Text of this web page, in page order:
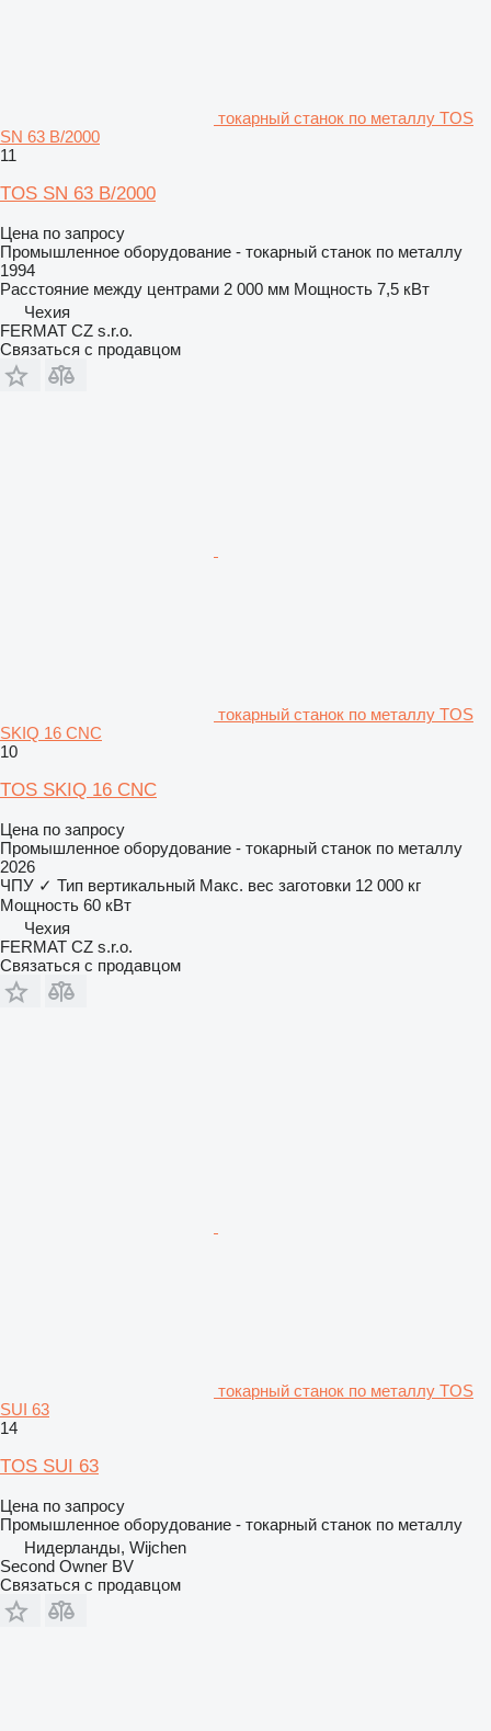
токарный станок по металлу TOS
SN 63 B/2000
11
TOS SN 63 B/2000
Цена по запросу
Промышленное оборудование - токарный станок по металлу
1994
Расстояние между центрами 2 000 мм Мощность 7,5 кВт
Чехия
FERMAT CZ s.r.o.
Связаться с продавцом
токарный станок по металлу TOS
SKIQ 16 CNC
10
TOS SKIQ 16 CNC
Цена по запросу
Промышленное оборудование - токарный станок по металлу
2026
ЧПУ ✓ Тип вертикальный Макс. вес заготовки 12 000 кг
Мощность 60 кВт
Чехия
FERMAT CZ s.r.o.
Связаться с продавцом
токарный станок по металлу TOS
SUI 63
14
TOS SUI 63
Цена по запросу
Промышленное оборудование - токарный станок по металлу
Нидерланды, Wijchen
Second Owner BV
Связаться с продавцом